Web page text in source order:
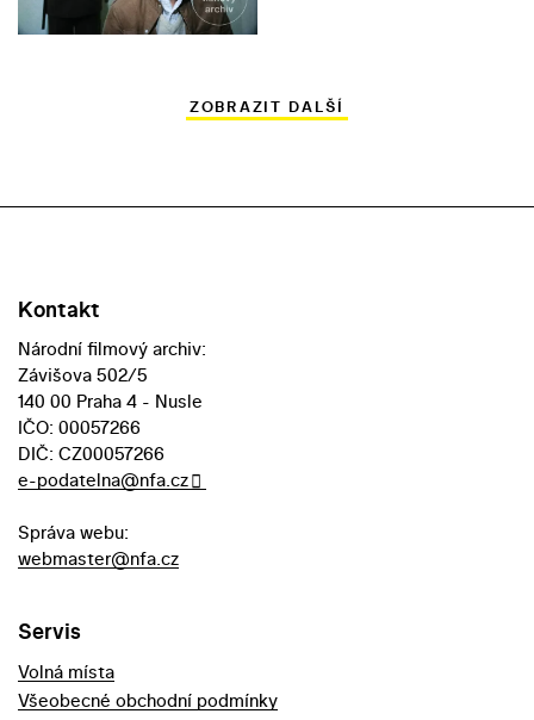
ZOBRAZIT DALŠÍ
Kontakt
Národní filmový archiv:
Závišova 502/5
140 00 Praha 4 - Nusle
IČO: 00057266
DIČ: CZ00057266
e-podatelna@nfa.cz
Správa webu:
webmaster@nfa.cz
Servis
Volná místa
Všeobecné obchodní podmínky